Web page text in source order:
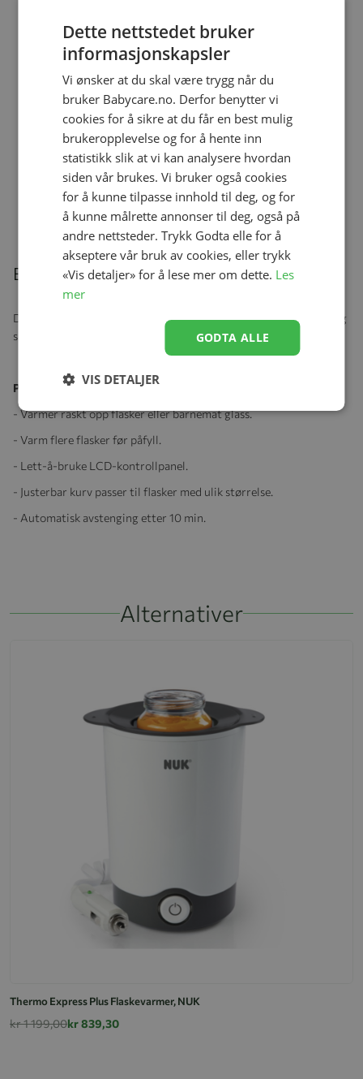
Ullbody, Helledussen, Deep Oak
kr 279,00 kr 167,40
Ullongs, Helledussen, Navy
kr 279,00kr 167,40
Beskrivelse
Det nye elektriske dampvarmesystemet fra Dr.Brown er en rask og
sunn måte å varme opp babyens flasker eller mat på.
Produktegenskaper:
- Varmer raskt opp flasker eller barnemat glass.
- Varm flere flasker før påfyll.
- Lett-å-bruke LCD-kontrollpanel.
- Justerbar kurv passer til flasker med ulik størrelse.
- Automatisk avstenging etter 10 min.
Alternativer
Thermo Express Plus Flaskevarmer, NUK
kr 1 199,00kr 839,30
Dette nettstedet bruker
informasjonskapsler
Vi ønsker at du skal være trygg når du
bruker Babycare.no. Derfor benytter vi
cookies for å sikre at du får en best mulig
brukeropplevelse og for å hente inn
statistikk slik at vi kan analysere hvordan
siden vår brukes. Vi bruker også cookies
for å kunne tilpasse innhold til deg, og for
å kunne målrette annonser til deg, også på
andre nettsteder. Trykk Godta elle for å
akseptere vår bruk av cookies, eller trykk
«Vis detaljer» for å lese mer om dette. Les
mer
GODTA ALLE
VIS DETALJER